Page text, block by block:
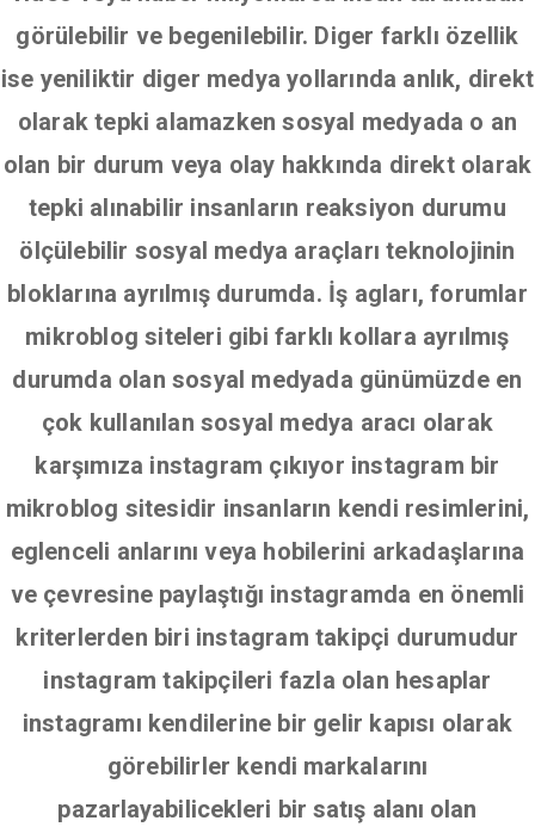
görülebilir ve begenilebilir. Diger farklı özellik
ise yeniliktir diger medya yollarında anlık, direkt
olarak tepki alamazken sosyal medyada o an
olan bir durum veya olay hakkında direkt olarak
tepki alınabilir insanların reaksiyon durumu
ölçülebilir sosyal medya araçları teknolojinin
bloklarına ayrılmış durumda. İş agları, forumlar
mikroblog siteleri gibi farklı kollara ayrılmış
durumda olan sosyal medyada günümüzde en
çok kullanılan sosyal medya aracı olarak
karşımıza instagram çıkıyor instagram bir
mikroblog sitesidir insanların kendi resimlerini,
eglenceli anlarını veya hobilerini arkadaşlarına
ve çevresine paylaştığı instagramda en önemli
kriterlerden biri instagram takipçi durumudur
instagram takipçileri fazla olan hesaplar
instagramı kendilerine bir gelir kapısı olarak
görebilirler kendi markalarını
pazarlayabilicekleri bir satış alanı olan